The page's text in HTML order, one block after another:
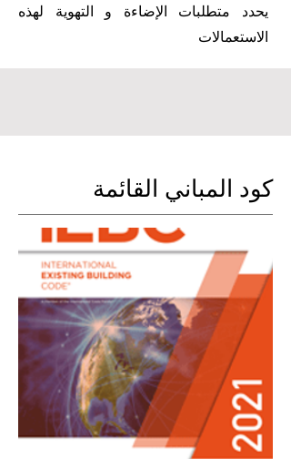
يحدد متطلبات الإضاءة و التهوية لهذه
الاستعمالات
كود المباني القائمة